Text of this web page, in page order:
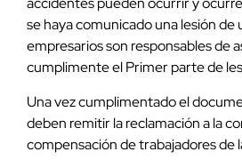
se haya comunicado una lesión de
empresarios son responsables de
cumplimente el Primer parte de
Una vez cumplimentado el
deben remitir la reclamación a la
compensación de trabajadores de